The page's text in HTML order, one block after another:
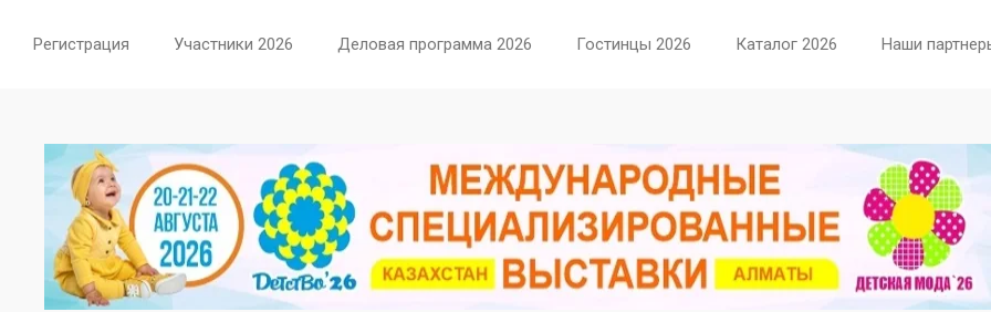
Регистрация Участники 2026 Деловая программа 2026 Гостинцы 2026 Каталог 2026 Наши